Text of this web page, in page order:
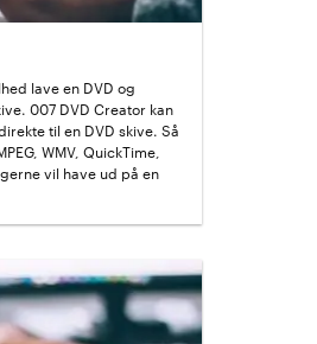
lave en DVD og
007 DVD Creator kan
til en DVD skive. Så
WMV, QuickTime,
vil have ud på en